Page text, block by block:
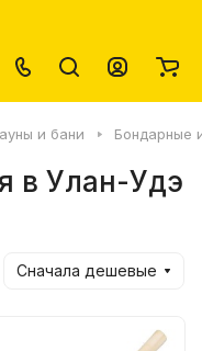
и бани Бондарные
в Улан-Удэ
Сначала дешевые